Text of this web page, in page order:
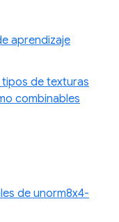
aprendizaje
de texturas
combinables
de unorm8x4-